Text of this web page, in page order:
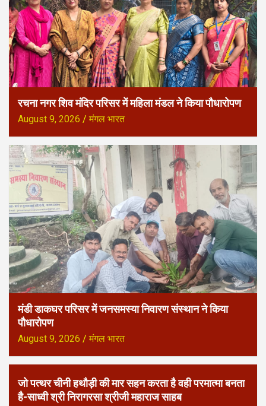
रचना नगर शिव मंदिर परिसर में महिला मंडल ने किया पौधारोपण
August 9, 2026 मंगल भारत
मंडी डाकघर परिसर में जनसमस्या निवारण संस्थान ने किया
पौधारोपण
August 9, 2026 मंगल भारत
जो पत्थर चीनी हथौड़ी की मार सहन करता है वही परमात्मा बनता
है-साध्वी श्री निरागरसा श्रीजी महाराज साहब